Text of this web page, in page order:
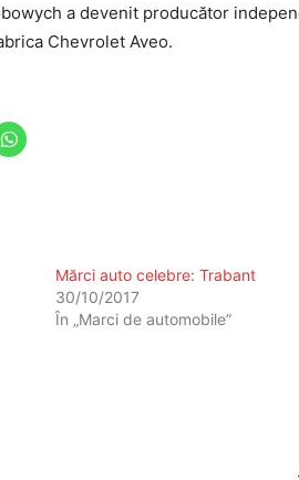
a devenit producător
Chevrolet Aveo.
Mărci auto celebre: Trabant
30/10/2017
În „Marci de automobile”